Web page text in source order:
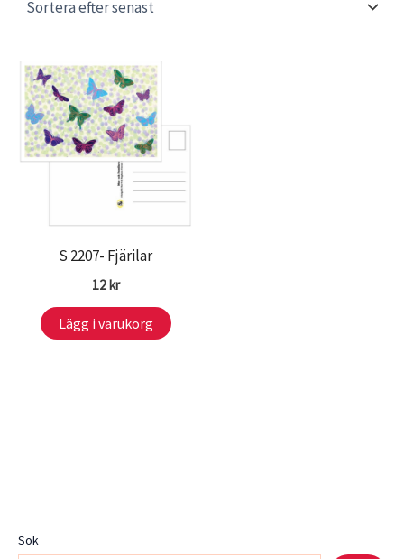
Sök
S 2207- Fjärilar
12kr
Lägg i varukorg